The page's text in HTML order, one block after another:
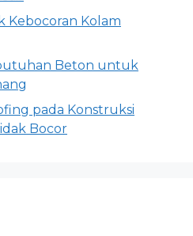
Kebocoran Kolam
Beton untuk
pada Konstruksi
Bocor